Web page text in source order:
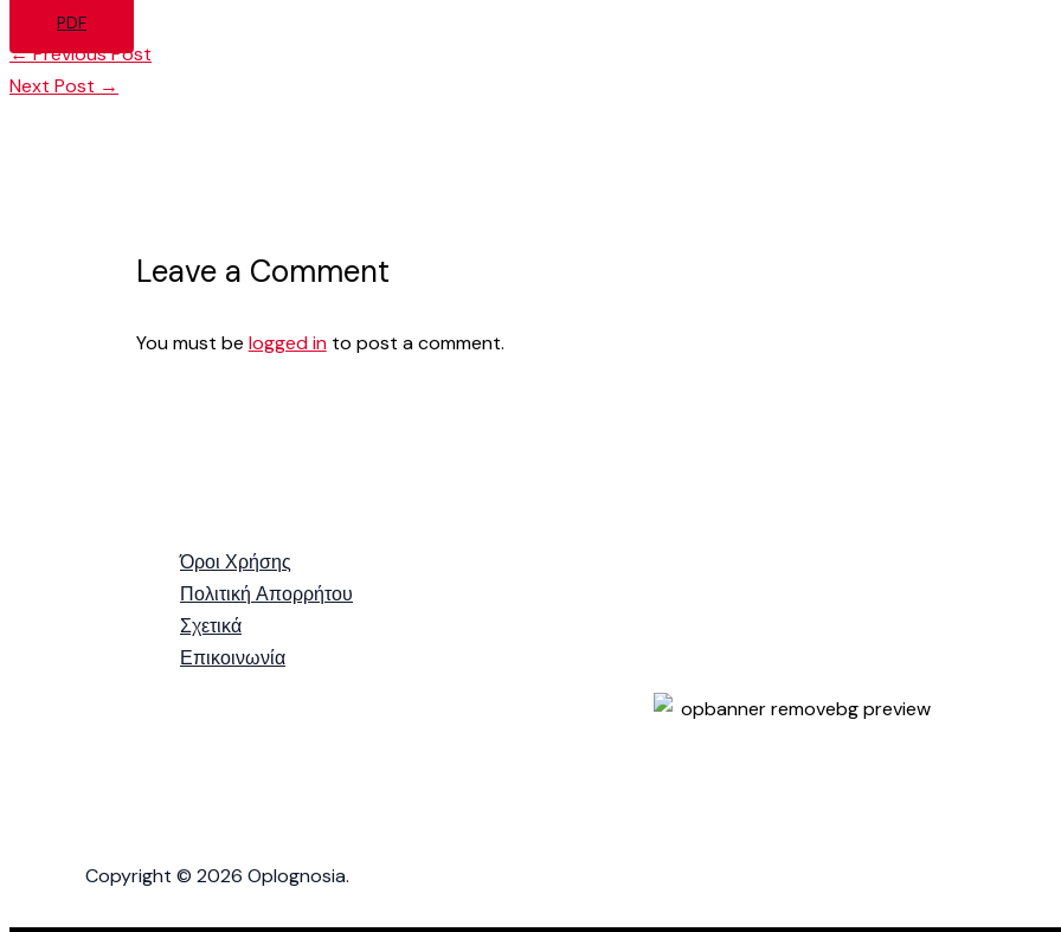
PDF
←Previous Post
Next Post →
Leave a Comment
You must be logged into post a comment.
Όροι Χρήσης
Πολιτική Απορρήτου
Σχετικά
Επικοινωνία
Copyright © 2026 Oplognosia.